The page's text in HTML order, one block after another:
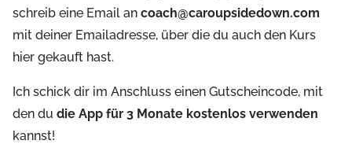
schreib eine Email an coach@caroupsidedown.com
mit deiner Emailadresse, über die du auch den Kurs
hier gekauft hast.
Ich schick dir im Anschluss einen Gutscheincode, mit
den du die App für 3 Monate kostenlos verwenden
kannst!